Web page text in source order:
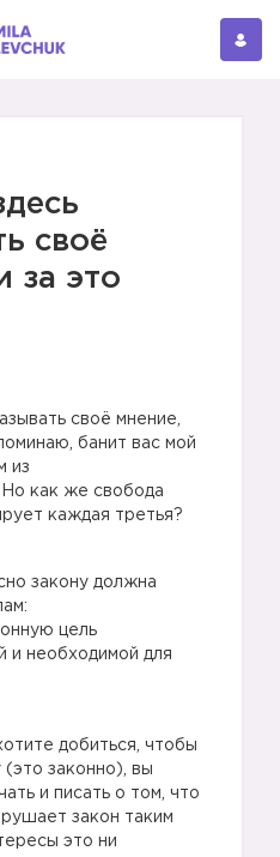
своё
за это
своё мнение,
банит вас мой
из
Но как же свобода
каждая третья?
закону должна
цель
и необходимой для
добиться, чтобы
(это законно), вы
и писать о том, что
закон таким
это ни